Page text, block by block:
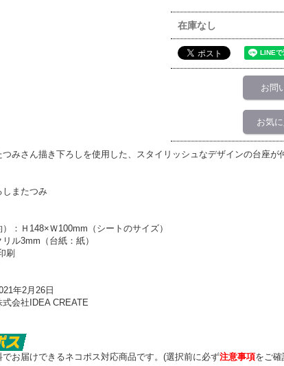
在庫なし
お問
お気
つみさん描き下ろしを使用した、スタイリッシュなデザインの台座が
またつみ
：Ｈ148×Ｗ100mm（シートのサイズ）
ル3mm（台紙：紙）
刷
年2月26日
会社IDEA CREATE
でお届けできるネコポス対応商品です。(選択前に必ず注意事項をご